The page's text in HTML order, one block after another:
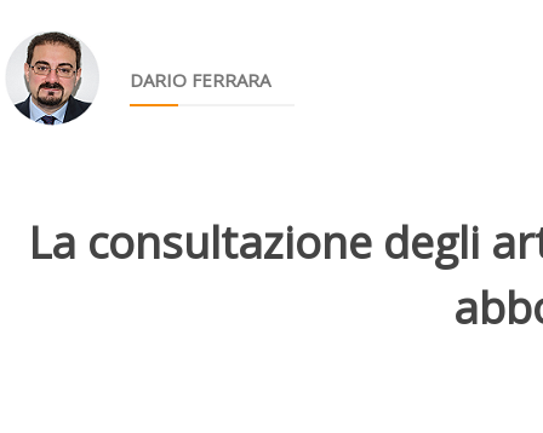
DARIO FERRARA
La consultazione degli